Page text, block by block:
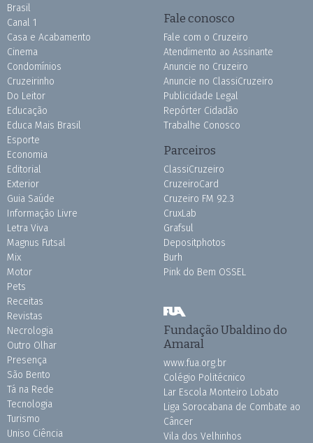
Brasil
Canal 1
Casa e Acabamento
Cinema
Condomínios
Cruzeirinho
Do Leitor
Educação
Educa Mais Brasil
Esporte
Economia
Editorial
Exterior
Guia Saúde
Informação Livre
Letra Viva
Magnus Futsal
Mix
Motor
Pets
Receitas
Revistas
Necrologia
Outro Olhar
Presença
São Bento
Tá na Rede
Tecnologia
Turismo
Uniso Ciência
Fale conosco
Fale com o Cruzeiro
Atendimento ao Assinante
Anuncie no Cruzeiro
Anuncie no ClassiCruzeiro
Publicidade Legal
Repórter Cidadão
Trabalhe Conosco
Parceiros
ClassiCruzeiro
CruzeiroCard
Cruzeiro FM 92.3
CruxLab
Grafsul
Depositphotos
Burh
Pink do Bem OSSEL
Fundação Ubaldino do
Amaral
www.fua.org.br
Colégio Politécnico
Lar Escola Monteiro Lobato
Liga Sorocabana de Combate ao
Câncer
Vila dos Velhinhos